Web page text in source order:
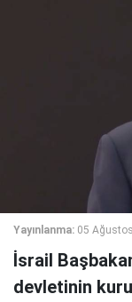
Yayınlanma: 05
İsrail
devletinin